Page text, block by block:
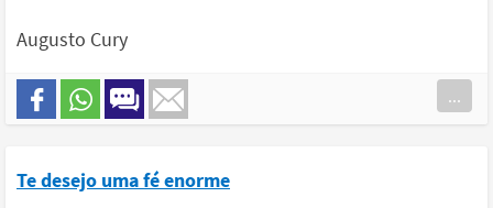
Augusto Cury
...
Te desejo uma fé enorme